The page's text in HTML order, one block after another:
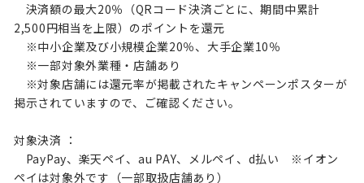
決済額の最大20％（QRコード決済ごとに、期間中累計
2,500円相当を上限）のポイントを還元
※中小企業及び小規模企業20％、大手企業10％
※一部対象外業種・店舗あり
※対象店舗には還元率が掲載されたキャンペーンポスターが
掲示されていますので、ご確認ください。
対象決済 ：
PayPay、楽天ペイ、au PAY、メルペイ、d払い ※イオン
ペイは対象外です（一部取扱店舗あり）